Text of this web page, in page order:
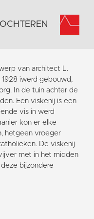
van architect L.
iwerd gebouwd,
In de tuin achter de
Een viskenij is een
vis in werd
kon er elke
hetgeen vroeger
De viskenij
met in het midden
bijzondere